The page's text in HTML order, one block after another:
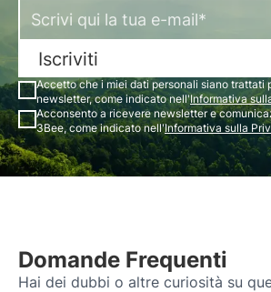
Iscriviti
Accetto che i miei dati personali siano trattati
newsletter, come indicato nell'Informativa
Acconsento a ricevere newsletter e
3Bee, come indicato nell'Informativa sulla
Domande Frequenti
Hai dei dubbi o altre curiosità su